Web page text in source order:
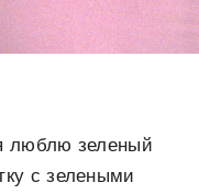
люблю зеленый
с зелеными